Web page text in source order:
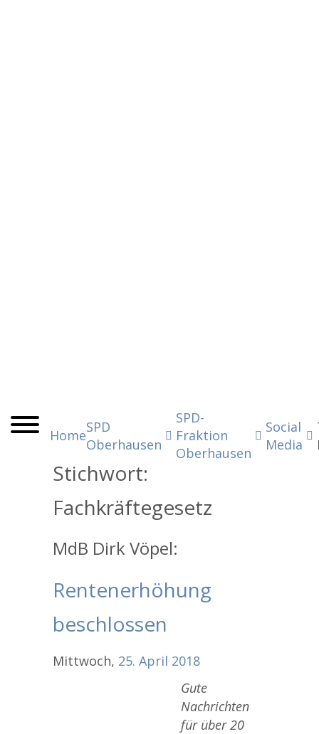
Home
SPD
Oberhausen
SPD-
Fraktion
Oberhausen
Social
Media
Stichwort:
Fachkräftegesetz
MdB Dirk Vöpel:
Rentenerhöhung
beschlossen
Mittwoch, 25. April 2018
Gute
Nachrichten
für über 20